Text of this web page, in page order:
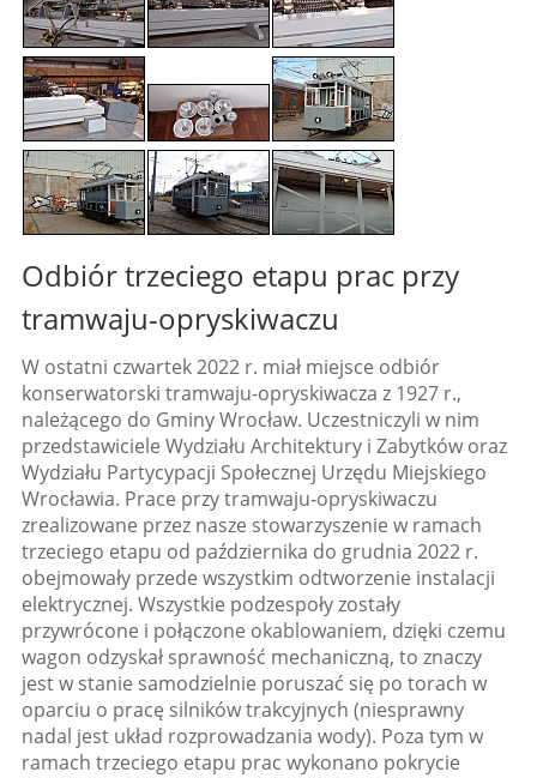
Odbiór trzeciego etapu prac przy
tramwaju-opryskiwaczu
W ostatni czwartek 2022 r. miał miejsce odbiór
konserwatorski tramwaju-opryskiwacza z 1927 r.,
należącego do Gminy Wrocław. Uczestniczyli w nim
przedstawiciele Wydziału Architektury i Zabytków oraz
Wydziału Partycypacji Społecznej Urzędu Miejskiego
Wrocławia. Prace przy tramwaju-opryskiwaczu
zrealizowane przez nasze stowarzyszenie w ramach
trzeciego etapu od października do grudnia 2022 r.
obejmowały przede wszystkim odtworzenie instalacji
elektrycznej. Wszystkie podzespoły zostały
przywrócone i połączone okablowaniem, dzięki czemu
wagon odzyskał sprawność mechaniczną, to znaczy
jest w stanie samodzielnie poruszać się po torach w
oparciu o pracę silników trakcyjnych (niesprawny
nadal jest układ rozprowadzania wody). Poza tym w
ramach trzeciego etapu prac wykonano pokrycie